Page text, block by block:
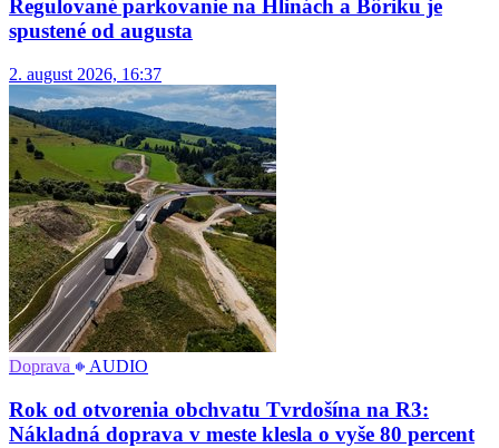
Regulované parkovanie na Hlinách a Bôriku je
spustené od augusta
2. august 2026, 16:37
Doprava AUDIO
Rok od otvorenia obchvatu Tvrdošína na R3:
Nákladná doprava v meste klesla o vyše 80 percent